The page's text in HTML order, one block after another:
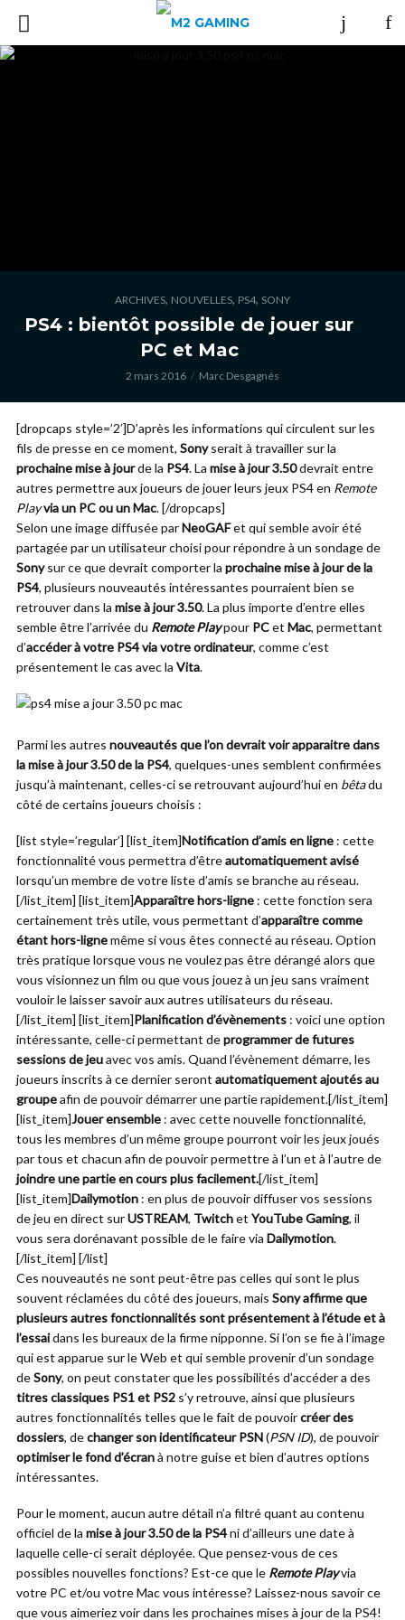
ARCHIVES, NOUVELLES, PS4, SONY
PS4 : bientôt possible de jouer sur
PC et Mac
2 mars 2016 Marc Desgagnés
[dropcaps style=’2′]D’après les informations qui circulent sur les
fils de presse en ce moment, Sonyserait à travailler sur la
prochaine mise à jourde la PS4. La mise à jour 3.50devrait entre
autres permettre aux joueurs de jouer leurs jeux PS4 en Remote
Playvia un PC ou un Mac. [/dropcaps]
Selon une image diffusée parNeoGAFet qui semble avoir été
partagée par un utilisateur choisi pour répondre à un sondage de
Sonysur ce que devrait comporter la prochaine mise à jour de la
PS4, plusieurs nouveautés intéressantes pourraient bien se
retrouver dans la mise à jour 3.50. La plus importe d’entre elles
semble être l’arrivée du Remote Playpour PCet Mac, permettant
d’accéder à votre PS4 via votre ordinateur, comme c’est
présentement le cas avec la Vita.
Parmi les autres nouveautés que l’on devrait voir apparaitre dans
la mise à jour 3.50 de la PS4, quelques-unes semblent confirmées
jusqu’à maintenant, celles-ci se retrouvant aujourd’hui en bêtadu
côté de certains joueurs choisis :
[list style=’regular’] [list_item]Notification d’amis en ligne : cette
fonctionnalité vous permettra d’êtreautomatiquement avisé
lorsqu’un membre de votre liste d’amis se branche au réseau.
[/list_item] [list_item]Apparaître hors-ligne : cette fonction sera
certainement très utile, vous permettant d’apparaître comme
étant hors-lignemême si vous êtes connecté au réseau. Option
très pratique lorsque vous ne voulez pas être dérangé alors que
vous visionnez un film ou que vous jouez à un jeu sans vraiment
vouloir le laisser savoir aux autres utilisateurs du réseau.
[/list_item] [list_item]Planification d’évènements : voici une option
intéressante, celle-ci permettant deprogrammer de futures
sessions de jeuavec vos amis. Quand l’évènement démarre, les
joueurs inscrits à ce dernier seront automatiquement ajoutés au
groupeafin de pouvoir démarrer une partie rapidement.[/list_item]
[list_item]Jouer ensemble : avec cette nouvelle fonctionnalité,
tous les membres d’un même groupe pourront voir les jeux joués
par tous et chacun afin de pouvoir permettre à l’un et à l’autre de
joindre une partie en cours plus facilement.[/list_item]
[list_item]Dailymotion : en plus de pouvoir diffuser vos sessions
de jeu en direct surUSTREAM, Twitchet YouTube Gaming, il
vous sera dorénavant possible de le faire via Dailymotion.
[/list_item] [/list]
Ces nouveautés ne sont peut-être pas celles qui sont le plus
souvent réclamées du côté des joueurs, mais Sony affirme que
plusieurs autres fonctionnalités sont présentement à l’étude et à
l’essaidans les bureaux de la firme nipponne. Si l’on se fie à l’image
qui est apparue sur le Web et qui semble provenir d’un sondage
deSony, on peut constater que les possibilités d’accéder a des
titres classiques PS1 et PS2 s’y retrouve, ainsi que plusieurs
autres fonctionnalités telles que le fait de pouvoircréer des
dossiers, dechanger son identificateur PSN(PSN ID), de pouvoir
optimiser le fond d’écranà notre guise et bien d’autres options
intéressantes.
Pour le moment, aucun autre détail n’a filtré quant au contenu
officiel de la mise à jour 3.50 de la PS4ni d’ailleurs une date à
laquelle celle-ci serait déployée. Que pensez-vous de ces
possibles nouvelles fonctions? Est-ce que le Remote Playvia
votre PC et/ou votre Mac vous intéresse? Laissez-nous savoir ce
que vous aimeriez voir dans les prochaines mises à jour de la PS4!